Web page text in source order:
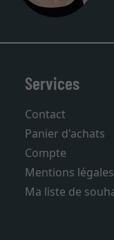
Services
Contact
Panier d'achats
Compte
Mentions légales